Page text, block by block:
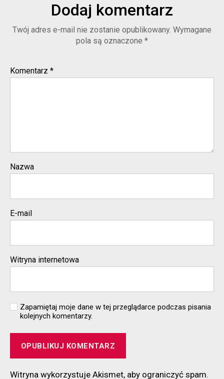
Dodaj komentarz
Twój adres e-mail nie zostanie opublikowany. Wymagane
pola są oznaczone *
Komentarz *
Nazwa
E-mail
Witryna internetowa
Zapamiętaj moje dane w tej przeglądarce podczas pisania
kolejnych komentarzy.
Witryna wykorzystuje Akismet, aby ograniczyć spam.